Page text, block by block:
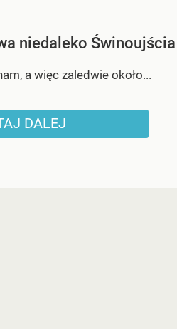
niedaleko Świnoujścia
a więc zaledwie około...
DALEJ